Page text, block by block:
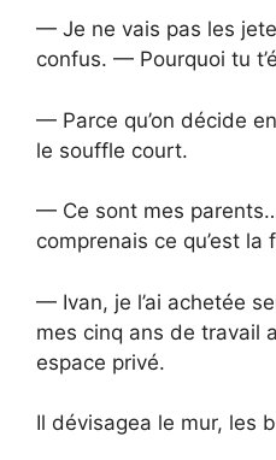
— Je ne vais pas les
confus. — Pourquoi tu
— Parce qu’on décide
le souffle court.
— Ce sont mes
comprenais ce qu’est la
— Ivan, je l’ai achetée
mes cinq ans de travail
espace privé.
Il dévisagea le mur, les